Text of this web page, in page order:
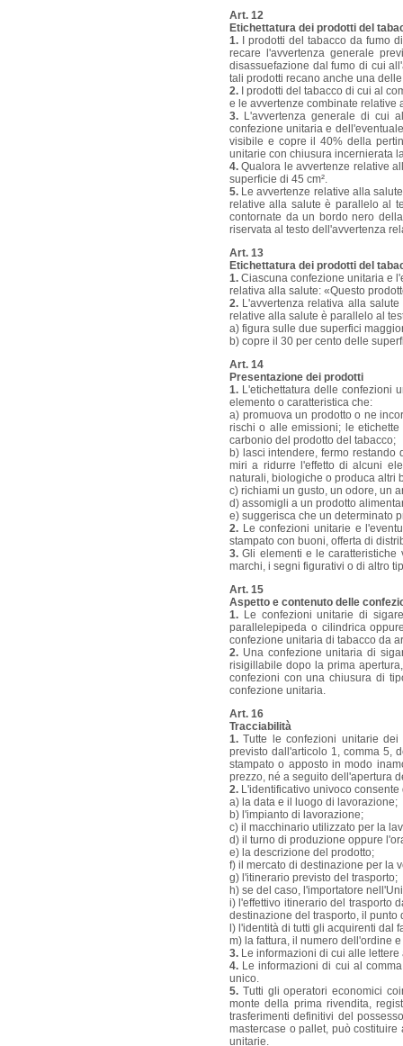
Art. 12
Etichettatura dei prodotti del
1. I prodotti del tabacco da fumo
recare l'avvertenza generale
disassuefazione dal fumo di cui
tali prodotti recano anche una
2. I prodotti del tabacco di cui al
e le avvertenze combinate relative
3. L'avvertenza generale di cui
confezione unitaria e
visibile e copre il 40% della
unitarie con chiusura incernierata
4. Qualora le avvertenze relative
superficie di 45 cm².
5. Le avvertenze relative alla
relative alla salute è parallelo al
contornate da un bordo nero
riservata al testo dell'avvertenza
Art. 13
Etichettatura dei prodotti del
1. Ciascuna confezione unitaria e
relativa alla salute: «Questo
2. L'avvertenza relativa alla
relative alla salute è parallelo al
a) figura sulle due superfici
b) copre il 30 per cento delle
Art. 14
Presentazione dei prodotti
1. L'etichettatura delle confezioni
elemento o caratteristica che:
a) promuova un prodotto o ne
rischi o alle emissioni; le
carbonio del prodotto del tabacco;
b) lasci intendere, fermo
miri a ridurre l'effetto di alcuni
naturali, biologiche o produca altri
c) richiami un gusto, un odore, un
d) assomigli a un prodotto
e) suggerisca che un determinato
2. Le confezioni unitarie e
stampato con buoni, offerta di
3. Gli elementi e le
marchi, i segni figurativi o di altro
Art. 15
Aspetto e contenuto delle
1. Le confezioni unitarie di
parallelepipeda o cilindrica
confezione unitaria di tabacco da
2. Una confezione unitaria di
risigillabile dopo la prima
confezioni con una chiusura di
confezione unitaria.
Art. 16
Tracciabilità
1. Tutte le confezioni unitarie
previsto dall'articolo 1, comma 5,
stampato o apposto in modo
prezzo, né a seguito dell'apertura
2. L'identificativo univoco
a) la data e il luogo di lavorazione;
b) l'impianto di lavorazione;
c) il macchinario utilizzato per la
d) il turno di produzione oppure
e) la descrizione del prodotto;
f) il mercato di destinazione per la
g) l'itinerario previsto del trasporto;
h) se del caso, l'importatore
i) l'effettivo itinerario del trasporto
destinazione del trasporto, il punto
l) l'identità di tutti gli acquirenti dal
m) la fattura, il numero dell'ordine
3. Le informazioni di cui alle
4. Le informazioni di cui al
unico.
5. Tutti gli operatori economici
monte della prima rivendita,
trasferimenti definitivi del
mastercase o pallet, può
unitarie.